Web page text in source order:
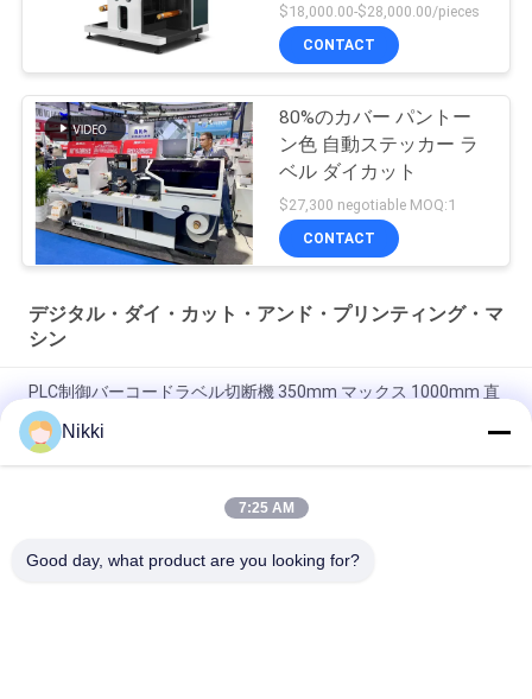
$18,000.00-$28,000.00/pieces
CONTACT
80%のカバー パントー
ン色 自動ステッカー ラ
ベル ダイカット
$27,300 negotiable MOQ:1
CONTACT
デジタル・ダイ・カット・アンド・プリンティング・マ
シン
PLC制御バーコードラベル切断機 350mm マックス 1000mm 直
径 15m/min 速度 8kw パワー
400m/min マックススピード 高精度と効率のための切断ステッ
Nikki
7:25 AM
Good day, what product are you looking for?